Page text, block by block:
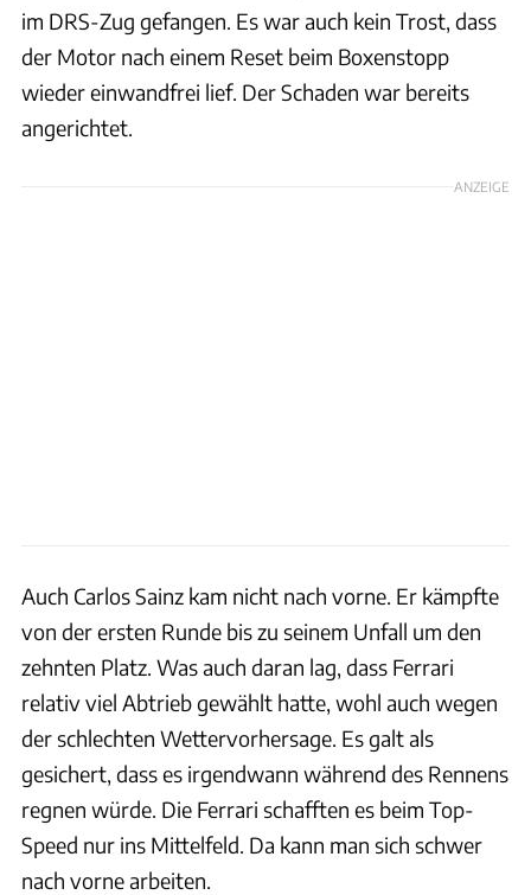
im DRS-Zug gefangen. Es war auch kein Trost, dass
der Motor nach einem Reset beim Boxenstopp
wieder einwandfrei lief. Der Schaden war bereits
angerichtet.
ANZEIGE
Auch Carlos Sainz kam nicht nach vorne. Er kämpfte
von der ersten Runde bis zu seinem Unfall um den
zehnten Platz. Was auch daran lag, dass Ferrari
relativ viel Abtrieb gewählt hatte, wohl auch wegen
der schlechten Wettervorhersage. Es galt als
gesichert, dass es irgendwann während des Rennens
regnen würde. Die Ferrari schafften es beim Top-
Speed nur ins Mittelfeld. Da kann man sich schwer
nach vorne arbeiten.